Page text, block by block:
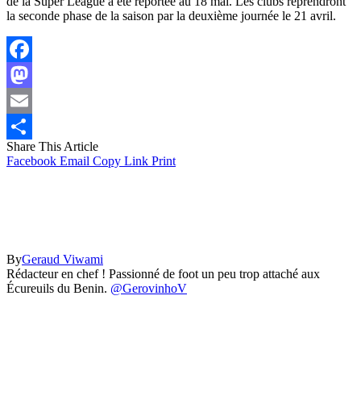
la seconde phase de la saison par la deuxième journée le 21 avril.
Facebook
Mastodon
Email
Partager
Share This Article
Facebook Email Copy Link Print
ByGeraud Viwami
Rédacteur en chef ! Passionné de foot un peu trop attaché aux
Écureuils du Benin. @GerovinhoV